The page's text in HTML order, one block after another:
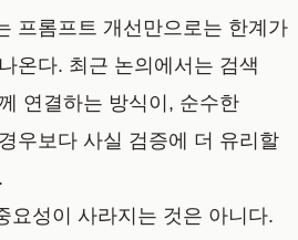
프롬프트 개선만으로는 한계가
온다. 최근 논의에서는 검색
연결하는 방식이, 순수한
우보다 사실 검증에 더 유리할
요성이 사라지는 것은 아니다.